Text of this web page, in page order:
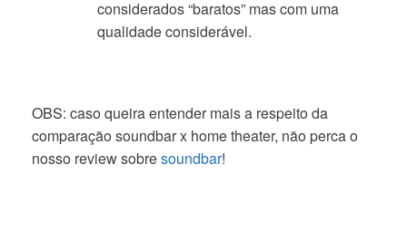
considerados “baratos” mas com uma
qualidade considerável.
OBS: caso queira entender mais a respeito da
comparação soundbar x home theater, não perca o
nosso review sobresoundbar!